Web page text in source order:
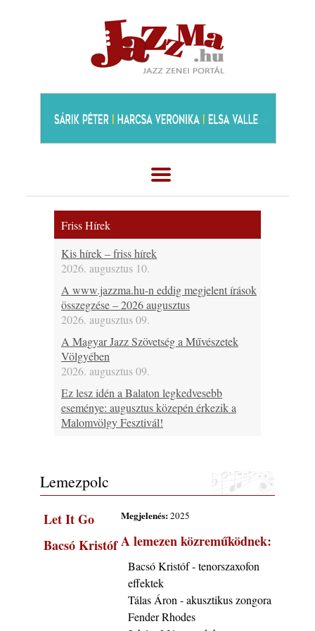
Friss Hírek
Kis hírek – friss hírek
2026. augusztus 10.
A www.jazzma.hu-n eddig megjelent írások
összegzése – 2026 augusztus
2026. augusztus 09.
A Magyar Jazz Szövetség a Művészetek
Völgyében
2026. augusztus 09.
Ez lesz idén a Balaton legkedvesebb
eseménye: augusztus közepén érkezik a
Malomvölgy Fesztivál!
tudok… 19. rész: XXXI. Szoboszlói
Dixieland Napok (Hajdúszoboszló – 2026.
2026. augusztus 08.
Jazz-rock albumok 1986-ból - Shakatak
„Into the Blue”
2026. augusztus 08.
Fusio Group feat. Kertész Erika "New
Visions" lemezbemutató koncert
2026. augusztus 07.
Lemezpolc
Megjelenés:2025
A lemezen közreműködnek:
Bacsó Kristóf - tenorszaxofon
effektek
Tálas Áron - akusztikus zongora
Fender Rhodes
Let It Go
Bacsó Kristóf